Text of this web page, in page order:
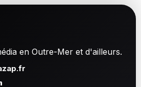
en Outre-Mer et d'ailleurs.